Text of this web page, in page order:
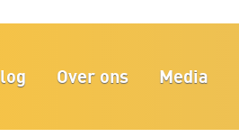
Over ons Media